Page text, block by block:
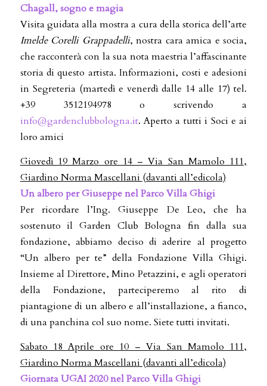
Chagall, sogno e magia
Visita guidata alla mostra a cura della storica dell’arte
Imelde Corelli Grappadelli, nostra cara amica e socia,
che racconterà con la sua nota maestria l’affascinante
storia di questo artista. Informazioni, costi e adesioni
in Segreteria (martedì e venerdì dalle 14 alle 17) tel.
+39 3512194978 o scrivendo a
info@gardenclubbologna.it. Aperto a tutti i Soci e ai
loro amici
Giovedì 19 Marzo ore 14 – Via San Mamolo 111,
Giardino Norma Mascellani (davanti all’edicola)
Un albero per Giuseppe nel Parco Villa Ghigi
Per ricordare l’Ing. Giuseppe De Leo, che ha
sostenuto il Garden Club Bologna fin dalla sua
fondazione, abbiamo deciso di aderire al progetto
“Un albero per te” della Fondazione Villa Ghigi.
Insieme al Direttore, Mino Petazzini, e agli operatori
della Fondazione, parteciperemo al rito di
piantagione di un albero e all’installazione, a fianco,
di una panchina col suo nome. Siete tutti invitati.
Sabato 18 Aprile ore 10 – Via San Mamolo 111,
Giardino Norma Mascellani (davanti all’edicola)
Giornata UGAI 2020 nel Parco Villa Ghigi